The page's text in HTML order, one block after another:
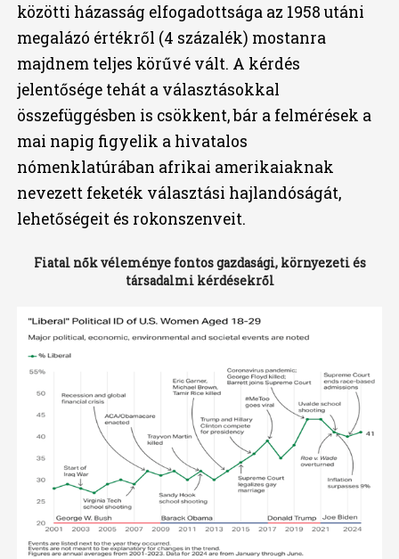
közötti házasság elfogadottsága az 1958 utáni
megalázó értékről (4 százalék) mostanra
majdnem teljes körűvé vált. A kérdés
jelentősége tehát a választásokkal
összefüggésben is csökkent, bár a felmérések a
mai napig figyelik a hivatalos
nómenklatúrában afrikai amerikaiaknak
nevezett feketék választási hajlandóságát,
lehetőségeit és rokonszenveit.
Fiatal nők véleménye fontos gazdasági, környezeti és
társadalmi kérdésekről